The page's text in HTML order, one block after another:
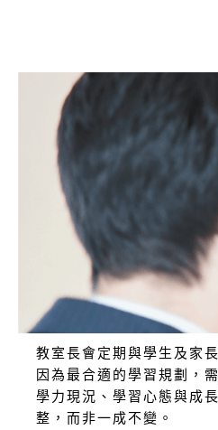
教室長會定期與學生及家
因為最合適的學習規劃，
學力現況、學習心態與成
整，而非一成不變。